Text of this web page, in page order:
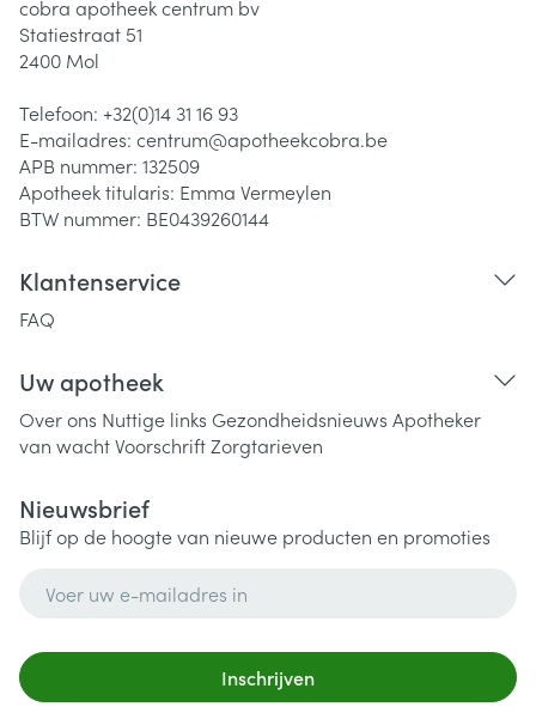
cobra apotheek centrum bv
Statiestraat 51
2400 Mol
Telefoon: +32(0)14 31 16 93
E-mailadres: centrum@apotheekcobra.be
APB nummer: 132509
Apotheek titularis: Emma Vermeylen
BTW nummer: BE0439260144
Klantenservice
FAQ
Uw apotheek
Over ons Nuttige links Gezondheidsnieuws Apotheker
van wachtVoorschriftZorgtarieven
Nieuwsbrief
Blijf op de hoogte van nieuwe producten en promoties
Inschrijven